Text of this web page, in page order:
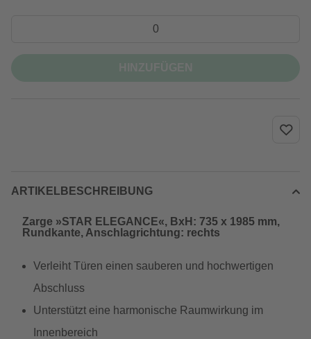
ARTIKELBESCHREIBUNG
Zarge »STAR ELEGANCE«, BxH: 735 x 1985 mm,
Rundkante, Anschlagrichtung: rechts
Verleiht Türen einen sauberen und hochwertigen
Abschluss
Unterstützt eine harmonische Raumwirkung im
Innenbereich